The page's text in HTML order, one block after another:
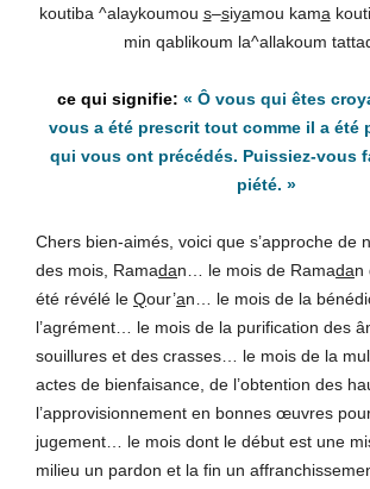
koutiba ^alaykoumou s–siyamou kama
min qablikoum la^allakoum
« Ô vous qui êtes
vous a été prescrit tout comme il a été
qui vous ont précédés. Puissiez-vous
piété. »
Chers bien-aimés, voici que s’approche de
des mois, Ramadan… le mois de Ramadan
été révélé le Qour’an… le mois de la
l’agrément… le mois de la purification des
souillures et des crasses… le mois de la
actes de bienfaisance, de l’obtention des
l’approvisionnement en bonnes œuvres
jugement… le mois dont le début est une
milieu un pardon et la fin un